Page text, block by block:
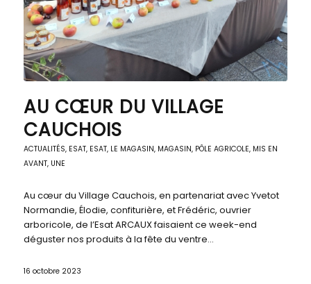
AU CŒUR DU VILLAGE
CAUCHOIS
ACTUALITÉS, ESAT, ESAT, LE MAGASIN, MAGASIN, PÔLE AGRICOLE, MIS EN
AVANT, UNE
Au cœur du Village Cauchois, en partenariat avec Yvetot
Normandie, Élodie, confiturière, et Frédéric, ouvrier
arboricole, de l’Esat ARCAUX faisaient ce week-end
déguster nos produits à la fête du ventre…
16 octobre 2023